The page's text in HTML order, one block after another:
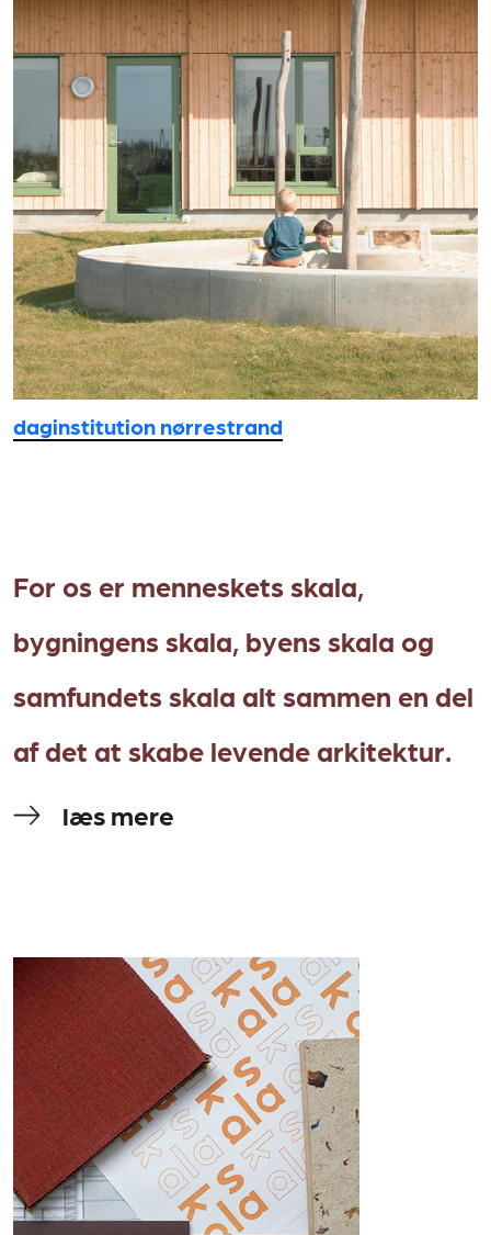
daginstitution nørrestrand
læs mere
For os er menneskets skala,
bygningens skala, byens skala og
samfundets skala alt sammen en del
af det at skabe levende arkitektur.